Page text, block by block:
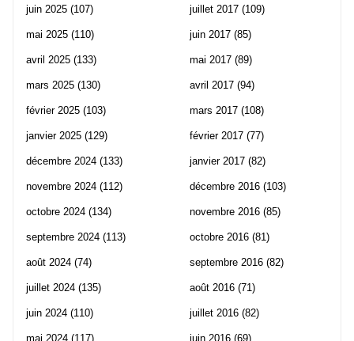
juin 2025 (107)
mai 2025 (110)
avril 2025 (133)
mars 2025 (130)
février 2025 (103)
janvier 2025 (129)
décembre 2024 (133)
novembre 2024 (112)
octobre 2024 (134)
septembre 2024 (113)
août 2024 (74)
juillet 2024 (135)
juin 2024 (110)
mai 2024 (117)
juillet 2017 (109)
juin 2017 (85)
mai 2017 (89)
avril 2017 (94)
mars 2017 (108)
février 2017 (77)
janvier 2017 (82)
décembre 2016 (103)
novembre 2016 (85)
octobre 2016 (81)
septembre 2016 (82)
août 2016 (71)
juillet 2016 (82)
juin 2016 (69)